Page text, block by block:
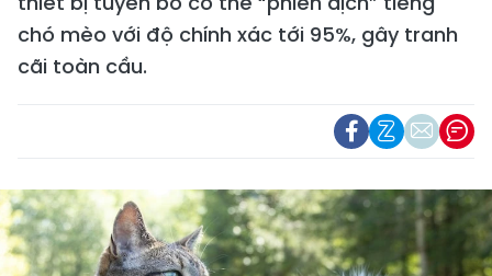
chó mèo với độ chính xác tới 95%, gây tranh
cãi toàn cầu.